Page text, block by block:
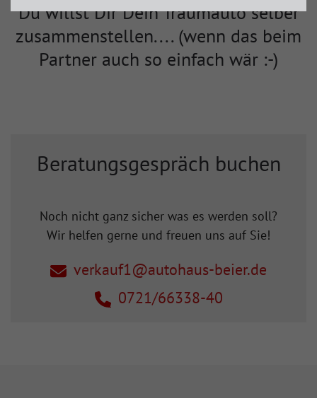
Du willst Dir Dein Traumauto selber
zusammenstellen.... (wenn das beim
Partner auch so einfach wär :-)
Beratungsgespräch buchen
Noch nicht ganz sicher was es werden soll?
Wir helfen gerne und freuen uns auf Sie!
verkauf1@autohaus-beier.de
0721/66338-40